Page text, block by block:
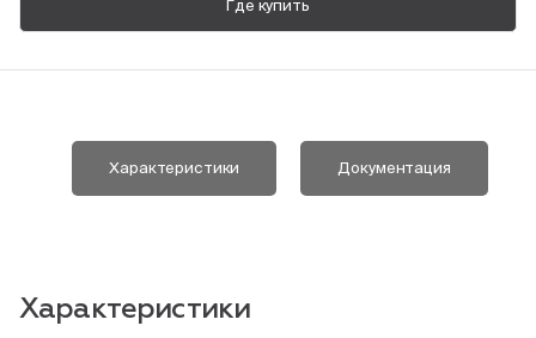
Где купить
Характеристики Документация
Характеристики